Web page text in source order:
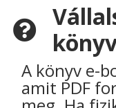
A könyv e-
amit PDF